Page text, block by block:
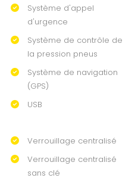
Système d'appel
d'urgence
Système de contrôle de
la pression pneus
Système de navigation
(GPS)
USB
Verrouillage centralisé
Verrouillage centralisé
sans clé